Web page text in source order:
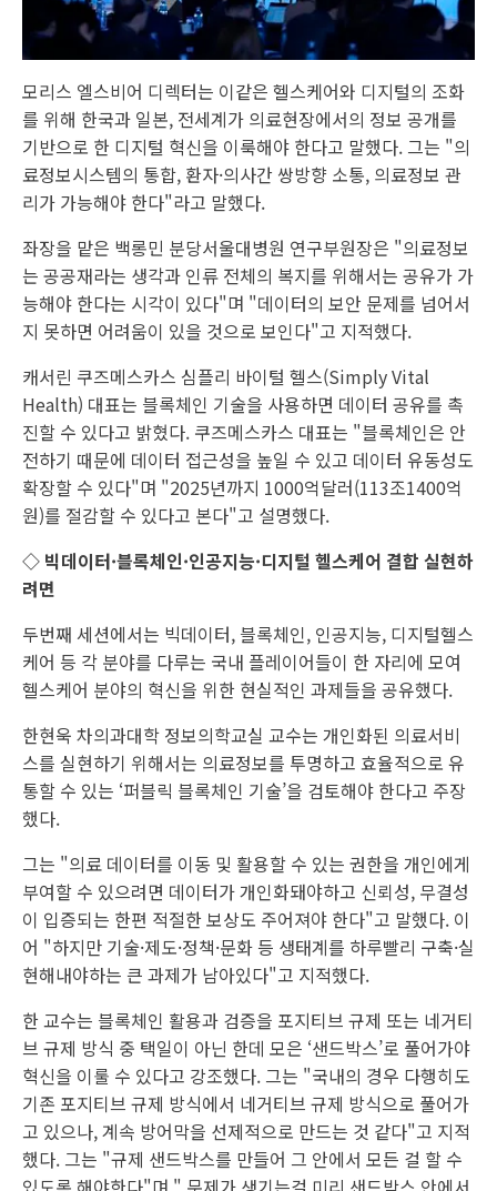
모리스 엘스비어 디렉터는 이같은 헬스케어와 디지털의 조화
를 위해 한국과 일본, 전세계가 의료현장에서의 정보 공개를
기반으로 한 디지털 혁신을 이룩해야 한다고 말했다. 그는 "의
료정보시스템의 통합, 환자·의사간 쌍방향 소통, 의료정보 관
리가 가능해야 한다"라고 말했다.
좌장을 맡은 백롱민 분당서울대병원 연구부원장은 "의료정보
는 공공재라는 생각과 인류 전체의 복지를 위해서는 공유가 가
능해야 한다는 시각이 있다"며 "데이터의 보안 문제를 넘어서
지 못하면 어려움이 있을 것으로 보인다"고 지적했다.
캐서린 쿠즈메스카스 심플리 바이털 헬스(Simply Vital
Health) 대표는 블록체인 기술을 사용하면 데이터 공유를 촉
진할 수 있다고 밝혔다. 쿠즈메스카스 대표는 "블록체인은 안
전하기 때문에 데이터 접근성을 높일 수 있고 데이터 유동성도
확장할 수 있다"며 "2025년까지 1000억달러(113조1400억
원)를 절감할 수 있다고 본다"고 설명했다.
◇ 빅데이터·블록체인·인공지능·디지털 헬스케어 결합 실현하
려면
두번째 세션에서는 빅데이터, 블록체인, 인공지능, 디지털헬스
케어 등 각 분야를 다루는 국내 플레이어들이 한 자리에 모여
헬스케어 분야의 혁신을 위한 현실적인 과제들을 공유했다.
한현욱 차의과대학 정보의학교실 교수는 개인화된 의료서비
스를 실현하기 위해서는 의료정보를 투명하고 효율적으로 유
통할 수 있는 ‘퍼블릭 블록체인 기술’을 검토해야 한다고 주장
했다.
그는 "의료 데이터를 이동 및 활용할 수 있는 권한을 개인에게
부여할 수 있으려면 데이터가 개인화돼야하고 신뢰성, 무결성
이 입증되는 한편 적절한 보상도 주어져야 한다"고 말했다. 이
어 "하지만 기술·제도·정책·문화 등 생태계를 하루빨리 구축·실
현해내야하는 큰 과제가 남아있다"고 지적했다.
한 교수는 블록체인 활용과 검증을 포지티브 규제 또는 네거티
브 규제 방식 중 택일이 아닌 한데 모은 ‘샌드박스’로 풀어가야
혁신을 이룰 수 있다고 강조했다. 그는 "국내의 경우 다행히도
기존 포지티브 규제 방식에서 네거티브 규제 방식으로 풀어가
고 있으나, 계속 방어막을 선제적으로 만드는 것 같다"고 지적
했다. 그는 "규제 샌드박스를 만들어 그 안에서 모든 걸 할 수